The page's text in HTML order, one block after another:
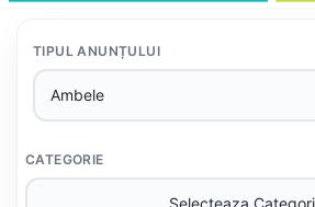
TIPUL ANUNȚULUI
CATEGORIE